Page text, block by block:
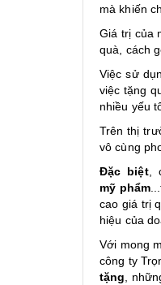
mà khiến
Giá trị của
quà, cách
Việc sử
việc tặng
nhiều yếu
Trên thị
vô cùng
Đặc biệt,
mỹ phẩm
cao giá trị
hiệu của
Với mong
công ty
tặng ,